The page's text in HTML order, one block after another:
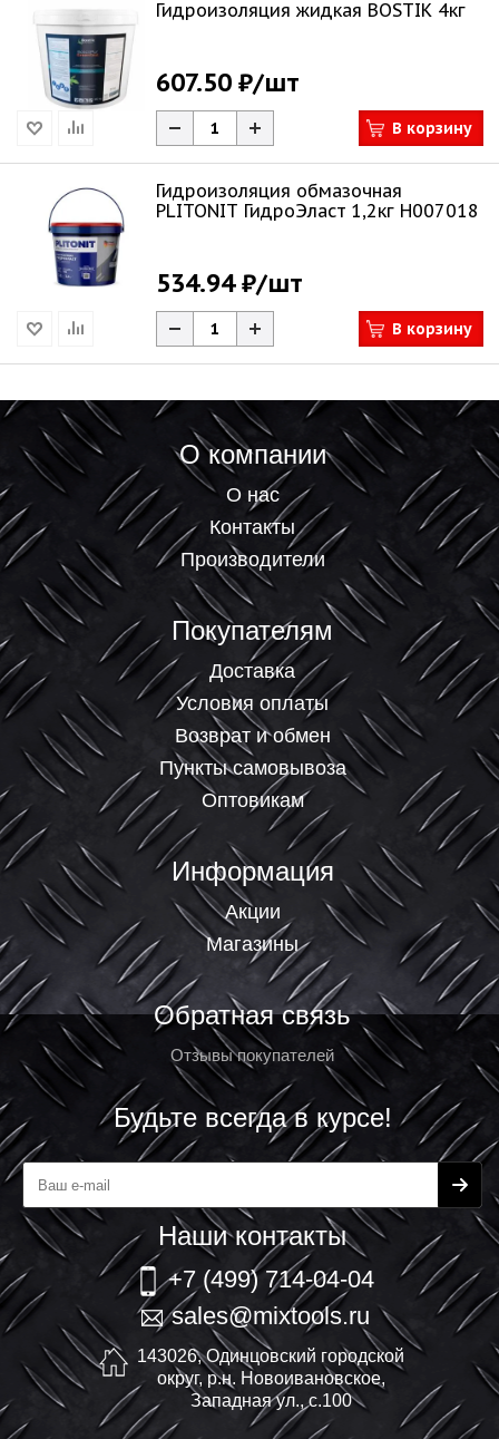
Гидроизоляция жидкая BOSTIK 4кг
607.50 ₽/шт
В корзину
Гидроизоляция обмазочная
PLITONIT ГидроЭласт 1,2кг Н007018
534.94 ₽/шт
В корзину
О компании
О нас
Контакты
Производители
Покупателям
Доставка
Условия оплаты
Возврат и обмен
Пункты самовывоза
Оптовикам
Информация
Акции
Магазины
Обратная связь
Отзывы покупателей
Будьте всегда в курсе!
Наши контакты
+7 (499) 714-04-04
sales@mixtools.ru
143026, Одинцовский городской
округ, р.н. Новоивановское,
Западная ул., с.100